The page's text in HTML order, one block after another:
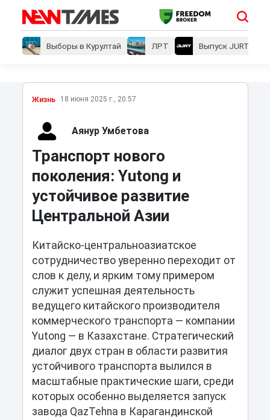
Выборы в Курултай ЛРТ Выпуск JURT
Жизнь 18 июня 2025 г., 20:57
Аянур Умбетова
Транспорт нового
поколения: Yutong и
устойчивое развитие
Центральной Азии
Китайско-центральноазиатское
сотрудничество уверенно переходит от
слов к делу, и ярким тому примером
служит успешная деятельность
ведущего китайского производителя
коммерческого транспорта — компании
Yutong — в Казахстане. Стратегический
диалог двух стран в области развития
устойчивого транспорта вылился в
масштабные практические шаги, среди
которых особенно выделяется запуск
завода QazTehna в Карагандинской